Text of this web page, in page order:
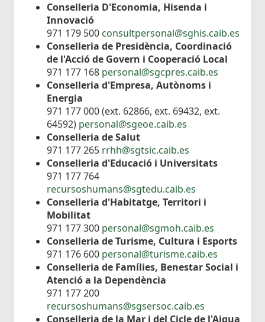
Conselleria D'Economia, Hisenda i
Innovació
971 179 500 consultpersonal@sghis.caib.es
Conselleria de Presidència, Coordinació
de l'Acció de Govern i Cooperació Local
971 177 168 personal@sgcpres.caib.es
Conselleria d'Empresa, Autònoms i
Energia
971 177 000 (ext. 62866, ext. 69432, ext.
64592) personal@sgeoe.caib.es
Conselleria de Salut
971 177 265 rrhh@sgtsic.caib.es
Conselleria d'Educació i Universitats
971 177 764
recursoshumans@sgtedu.caib.es
Conselleria d'Habitatge, Territori i
Mobilitat
971 177 300 personal@sgmoh.caib.es
Conselleria de Turisme, Cultura i Esports
971 176 600 personal@turisme.caib.es
Conselleria de Famílies, Benestar Social i
Atenció a la Dependència
971 177 200
recursoshumans@sgsersoc.caib.es
Conselleria de la Mar i del Cicle de l'Aigua